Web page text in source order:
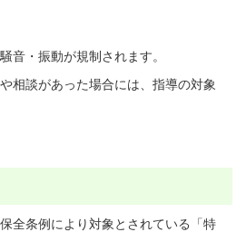
音・振動が規制されます。
相談があった場合には、指導の対象
全条例により対象とされている「特